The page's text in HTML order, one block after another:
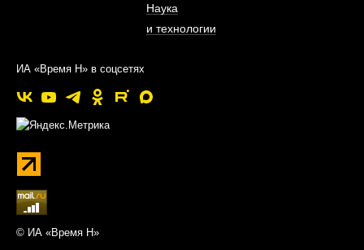
Наука
и технологии
ИА «Время Н» в соцсетях
© ИА «Время Н»